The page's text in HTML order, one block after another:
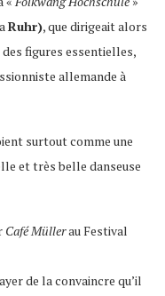
Ruhr), que dirigeait alors
des figures essentielles,
allemande à
surtout comme une
et très belle danseuse
Café Müllerau Festival
de la convaincre qu’il